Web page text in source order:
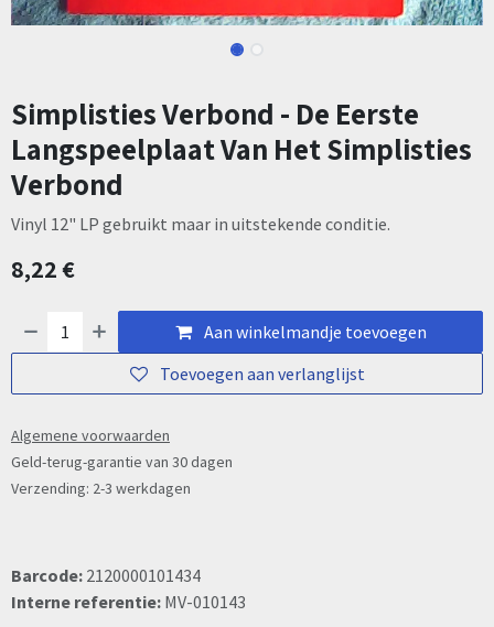
Simplisties Verbond - De Eerste
Langspeelplaat Van Het Simplisties
Verbond
Vinyl 12" LP gebruikt maar in uitstekende conditie.
8,22€
Aan winkelmandje toevoegen
Toevoegen aan verlanglijst
Algemene voorwaarden
Geld-terug-garantie van 30 dagen
Verzending: 2-3 werkdagen
Barcode: 2120000101434
Interne referentie: MV-010143